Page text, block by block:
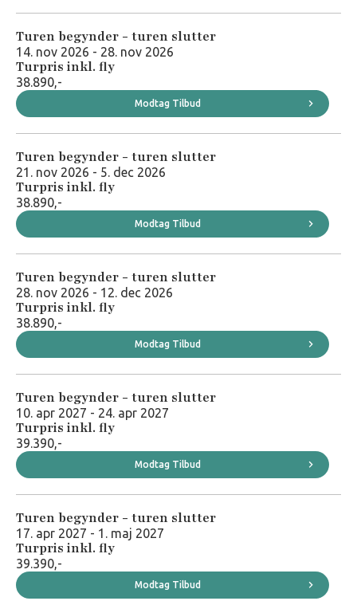
Turen begynder - turen slutter
14. nov 2026 - 28. nov 2026
Turpris inkl. fly
38.890,-
Modtag Tilbud
Turen begynder - turen slutter
21. nov 2026 - 5. dec 2026
Turpris inkl. fly
38.890,-
Modtag Tilbud
Turen begynder - turen slutter
28. nov 2026 - 12. dec 2026
Turpris inkl. fly
38.890,-
Modtag Tilbud
Turen begynder - turen slutter
10. apr 2027 - 24. apr 2027
Turpris inkl. fly
39.390,-
Modtag Tilbud
Turen begynder - turen slutter
17. apr 2027 - 1. maj 2027
Turpris inkl. fly
39.390,-
Modtag Tilbud